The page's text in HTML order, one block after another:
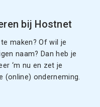
bij Hostnet
maken? Of wil je
naam? Dan heb je
‘m nu en zet je
(online) onderneming.